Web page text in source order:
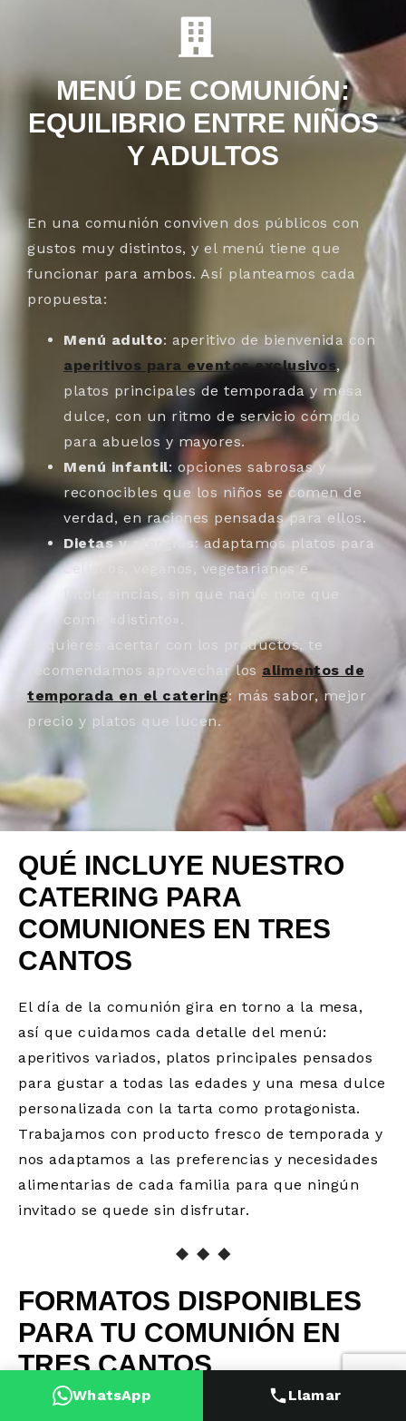
MENÚ DE COMUNIÓN:
EQUILIBRIO ENTRE NIÑOS
Y ADULTOS
En una comunión conviven dos públicos con
gustos muy distintos, y el menú tiene que
funcionar para ambos. Así planteamos cada
propuesta:
Menú adulto: aperitivo de bienvenida con
aperitivos para eventos exclusivos,
platos principales de temporada y mesa
dulce, con un ritmo de servicio cómodo
para abuelos y mayores.
Menú infantil: opciones sabrosas y
reconocibles que los niños se comen de
verdad, en raciones pensadas para ellos.
Dietas y alergias: adaptamos platos para
celíacos, veganos, vegetarianos e
intolerancias, sin que nadie note que
come «distinto».
Si quieres acertar con los productos, te
recomendamos aprovechar los alimentos de
temporada en el catering: más sabor, mejor
precio y platos que lucen.
QUÉ INCLUYE NUESTRO
CATERING PARA
COMUNIONES EN TRES
CANTOS
El día de la comunión gira en torno a la mesa,
así que cuidamos cada detalle del menú:
aperitivos variados, platos principales pensados
para gustar a todas las edades y una mesa dulce
personalizada con la tarta como protagonista.
Trabajamos con producto fresco de temporada y
nos adaptamos a las preferencias y necesidades
alimentarias de cada familia para que ningún
invitado se quede sin disfrutar.
FORMATOS DISPONIBLES
PARA TU COMUNIÓN EN
TRES CANTOS
Nuestro catering comuniones Tres Cantos se
WhatsApp Llamar